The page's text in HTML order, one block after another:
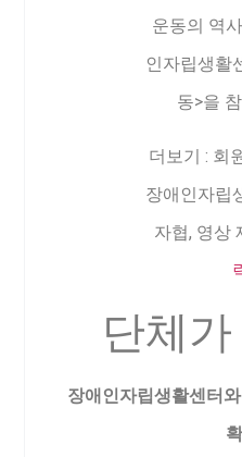
운동의 역
인자립생활
동>을
더보기 : 회
장애인자립
자협, 영상
단체
장애인자립생활센터